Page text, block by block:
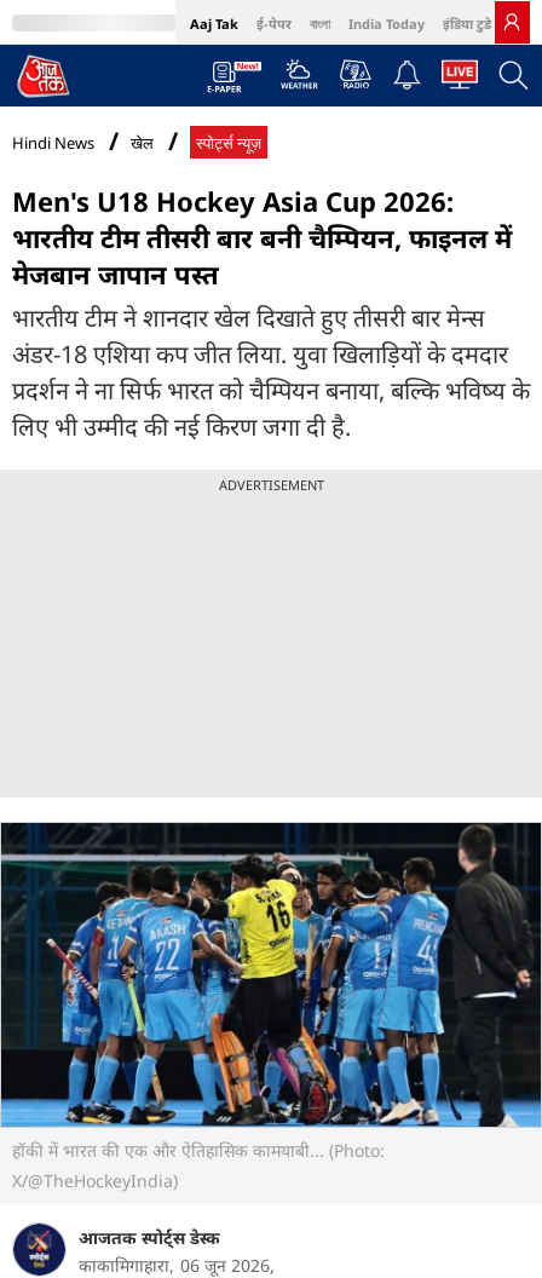
Aaj Tak ई-पेपर বাংলা India Today इंडिया टुडे हिंदी
MumbaiTak Cosmopolitan Harper's Bazaar Northeast
Hindi News खेल स्पोर्ट्स न्यूज़
Men's U18 Hockey Asia Cup 2026:
भारतीय टीम तीसरी बार बनी चैम्पियन, फाइनल में
मेजबान जापान पस्त
भारतीय टीम ने शानदार खेल दिखाते हुए तीसरी बार मेन्स
अंडर-18 एशिया कप जीत लिया. युवा खिलाड़ियों के दमदार
प्रदर्शन ने ना सिर्फ भारत को चैम्पियन बनाया, बल्कि भविष्य के
लिए भी उम्मीद की नई किरण जगा दी है.
ADVERTISEMENT
हॉकी में भारत की एक और ऐतिहासिक कामयाबी... (Photo:
X/@TheHockeyIndia)
आजतक स्पोर्ट्स डेस्क
काकामिगाहारा, 06 जून 2026,